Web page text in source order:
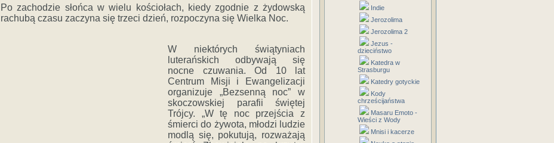
Po zachodzie słońca w wielu kościołach, kiedy zgodnie z żydowską
rachubą czasu zaczyna się trzeci dzień, rozpoczyna się Wielka Noc.
W niektórych świątyniach
luterańskich odbywają się
nocne czuwania. Od 10 lat
Centrum Misji i Ewangelizacji
organizuje „Bezsenną noc” w
skoczowskiej parafii świętej
Trójcy. „W tę noc przejścia z
śmierci do żywota, młodzi ludzie
modlą się, pokutują, rozważają
Indie
Jerozolima
Jerozolima 2
Jezus -
dzieciństwo
Katedra w
Strasburgu
Katedry gotyckie
Kody
chrześcijaństwa
Masaru Emoto -
Wieści z Wody
Mnisi i kacerze